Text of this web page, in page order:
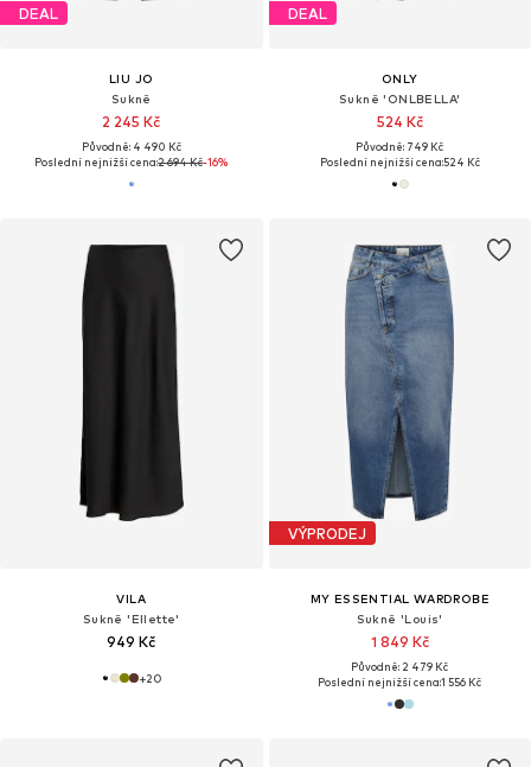
DEAL
LIU JO
Sukně
2 245 Kč
Původně: 4 490 Kč
Poslední nejnižší cena:2 694 Kč-16%
DEAL
ONLY
Sukně 'ONLBELLA'
524 Kč
Původně: 749 Kč
Poslední nejnižší cena:524 Kč
VILA
Sukně 'Ellette'
949 Kč
+20
VÝPRODEJ
MY ESSENTIAL WARDROBE
Sukně 'Louis'
1 849 Kč
Původně: 2 479 Kč
Poslední nejnižší cena:1 556 Kč